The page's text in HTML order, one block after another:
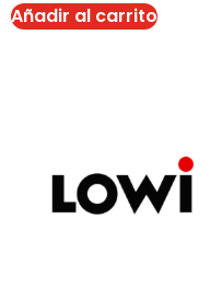
Añadir al carrito